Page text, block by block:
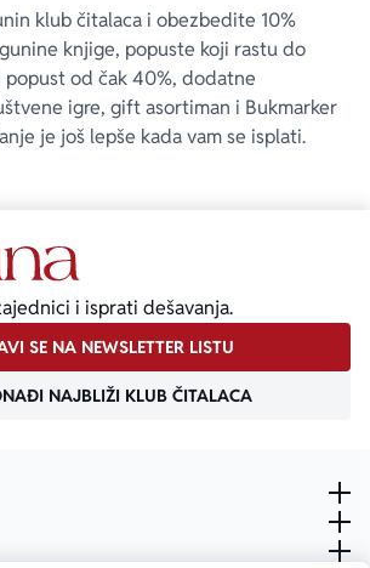
klub čitalaca i obezbedite 10%
knjige, popuste koji rastu do
popust od čak 40%, dodatne
igre, gift asortiman i Bukmarker
je još lepše kada vam se isplati.
i isprati dešavanja.
SE NA NEWSLETTER LISTU
NAJBLIŽI KLUB ČITALACA